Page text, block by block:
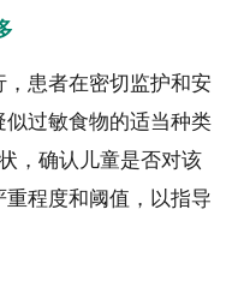
患者在密切监护和安
过敏食物的适当种类
，确认儿童是否对该
程度和阈值，以指导